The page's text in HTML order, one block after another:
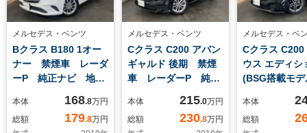
メルセデス・ベンツ
Bクラス B180 1オー
ナー 禁煙車 レーダ
ーP 純正ナビ 地デ
レザー シートヒータ
ー パワーシート
本体 168.8万円
総額
179.8万円
メルセデス・ベンツ
Cクラス C200 アバン
ギャルド 後期 禁煙
車 レーダーP 純正
ラ ハーフレザー シ
ートヒーター パワー
本体 215.0万円
総額
230.8万円
メルセデス・ベ
Cクラス C200
ウス エディシ
(BSG搭載モ
ジ 後期 禁煙
ーEX レー
本体
総額